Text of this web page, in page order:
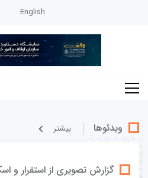
English
ویدئوها بيشتر
گزارش تصویری از استقرار و